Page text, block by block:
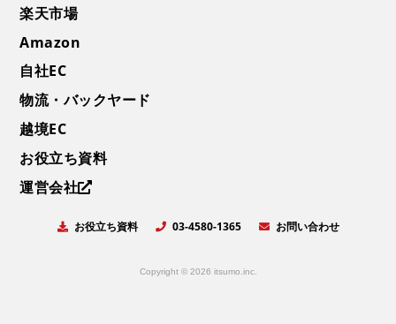
楽天市場
Amazon
自社EC
物流・バックヤード
越境EC
お役立ち資料
運営会社
お役立ち資料 03-4580-1365 お問い合わせ
Copyright © 2026 itsumo.inc.